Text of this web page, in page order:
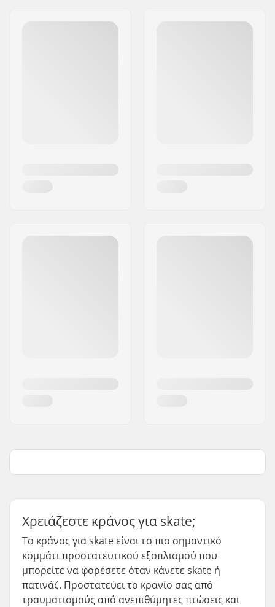
Χρειάζεστε κράνος για skate;
Το κράνος για skate είναι το πιο σημαντικό
κομμάτι προστατευτικού εξοπλισμού που
μπορείτε να φορέσετε όταν κάνετε skate ή
πατινάζ. Προστατεύει το κρανίο σας από
τραυματισμούς από ανεπιθύμητες πτώσεις και